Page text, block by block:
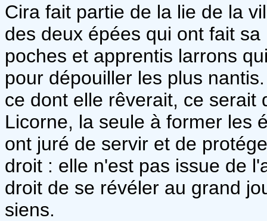
Cira fait partie de la lie de la
des deux épées qui ont fait
poches et apprentis larrons
pour dépouiller les plus
ce dont elle rêverait, ce serait
Licorne, la seule à former les
ont juré de servir et de
droit : elle n'est pas issue de
droit de se révéler au grand
siens.